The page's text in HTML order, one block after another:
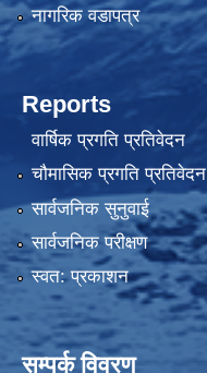
नागरिक वडापत्र
Reports
वार्षिक प्रगति प्रतिवेदन
चौमासिक प्रगति प्रतिवेदन
सार्वजनिक सुनुवाई
सार्वजनिक परीक्षण
स्वत: प्रकाशन
सम्पर्क विवरण